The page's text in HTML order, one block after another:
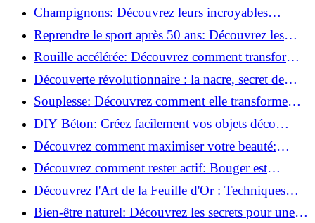
essentielles à respecter!
Champignons: Découvrez leurs incroyables
pouvoirs antioxydants!
Reprendre le sport après 50 ans: Découvrez les
meilleures méthodes!
Rouille accélérée: Découvrez comment transformer
la corrosion en déco tendance!
Découverte révolutionnaire : la nacre, secret de
régénération inouï !
Souplesse: Découvrez comment elle transforme
votre performance sportive!
DIY Béton: Créez facilement vos objets déco
tendance!
Découvrez comment maximiser votre beauté:
Astuces et secrets révélés!
Découvrez comment rester actif: Bouger est
toujours possible!
Découvrez l'Art de la Feuille d'Or : Techniques
Incontournables pour Réussir!
Bien-être naturel: Découvrez les secrets pour une